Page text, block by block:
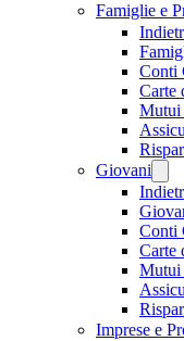
Famiglie e
Conti
Carte
Mutui
Giovani
Conti
Carte
Mutui
Imprese e